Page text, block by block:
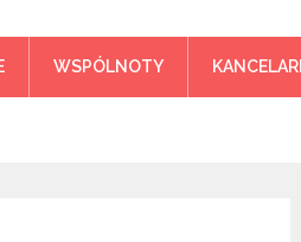
WSPÓLNOTY